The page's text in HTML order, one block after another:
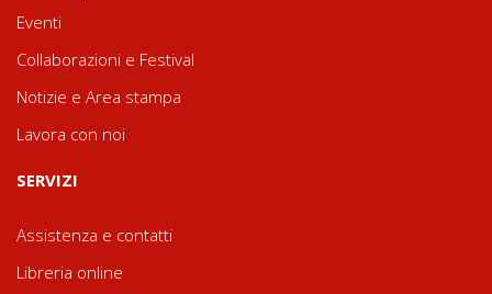
Eventi
Collaborazioni e Festival
Notizie e Area stampa
Lavora con noi
SERVIZI
Assistenza e contatti
Libreria online